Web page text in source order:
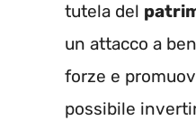
tutela del
un attacco a
forze e
possibile